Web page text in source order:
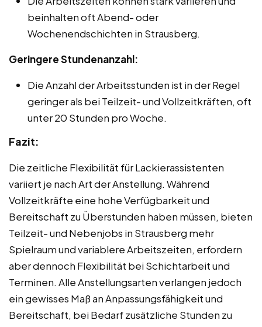
beinhalten oft Abend- oder
Wochenendschichten in Strausberg.
Geringere Stundenanzahl:
Die Anzahl der Arbeitsstunden ist in der Regel
geringer als bei Teilzeit- und Vollzeitkräften, oft
unter 20 Stunden pro Woche.
Fazit:
Die zeitliche Flexibilität für Lackierassistenten
variiert je nach Art der Anstellung. Während
Vollzeitkräfte eine hohe Verfügbarkeit und
Bereitschaft zu Überstunden haben müssen, bieten
Teilzeit- und Nebenjobs in Strausberg mehr
Spielraum und variablere Arbeitszeiten, erfordern
aber dennoch Flexibilität bei Schichtarbeit und
Terminen. Alle Anstellungsarten verlangen jedoch
ein gewisses Maß an Anpassungsfähigkeit und
Bereitschaft, bei Bedarf zusätzliche Stunden zu